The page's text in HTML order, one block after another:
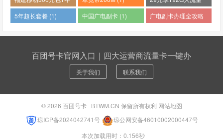
(1)
(1)
5年超长套餐 (1) 中国广电副卡 (1)
广电副卡办理全攻略
百团号卡官网入口｜四大运营商流量卡一键办
关于我们 联系我们
© 2026 百团号卡BTWM.CN 保留所有权利 网站地图
琼ICP备2024042741号
琼公网安备46010002000447号
本次加载用时：0.156秒